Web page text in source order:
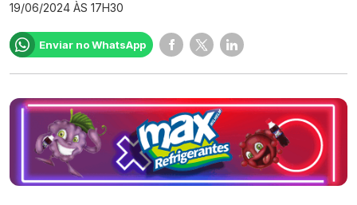
19/06/2024 ÀS 17H30
Enviar no WhatsApp